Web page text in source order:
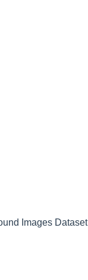
Images Dataset